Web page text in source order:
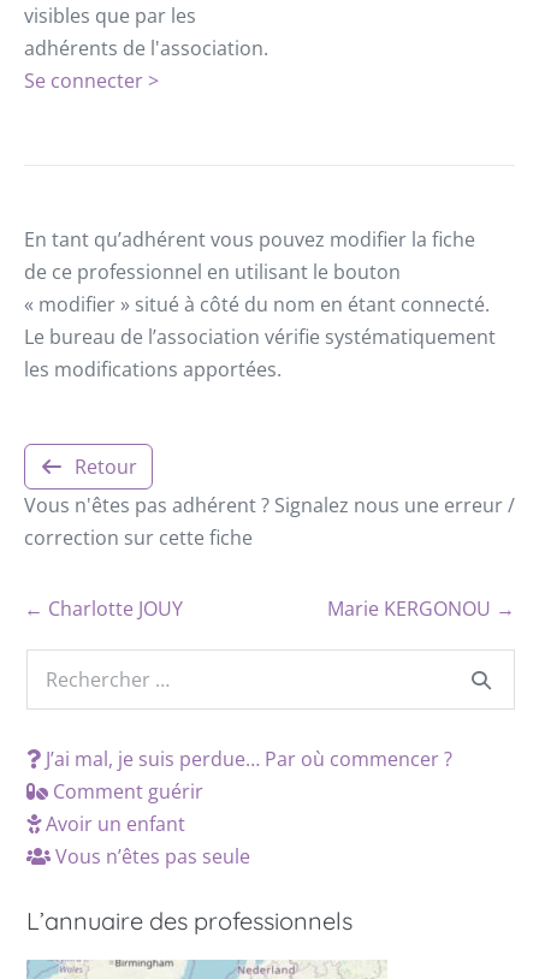
visibles que par les
adhérents de l'association.
Se connecter >
En tant qu’adhérent vous pouvez modifier la fiche
de ce professionnel en utilisant le bouton
« modifier » situé à côté du nom en étant connecté.
Le bureau de l’association vérifie systématiquement
les modifications apportées.
Retour
Vous n'êtes pas adhérent ? Signalez nous une erreur /
correction sur cette fiche
← Charlotte JOUY Marie KERGONOU →
J’ai mal, je suis perdue… Par où commencer ?
Comment guérir
Avoir un enfant
Vous n’êtes pas seule
L’annuaire des professionnels